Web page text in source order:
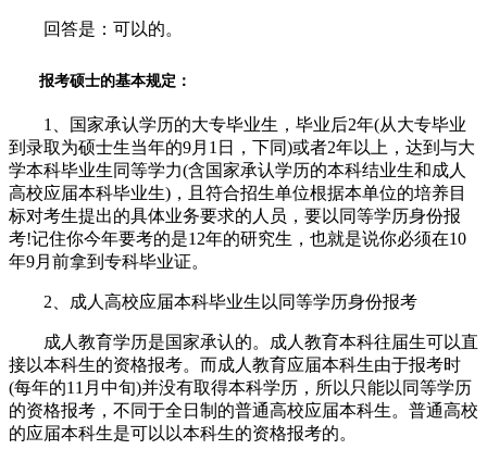
回答是：可以的。
报考硕士的基本规定：
1、国家承认学历的大专毕业生，毕业后2年(从大专毕业
到录取为硕士生当年的9月1日，下同)或者2年以上，达到与大
学本科毕业生同等学力(含国家承认学历的本科结业生和成人
高校应届本科毕业生)，且符合招生单位根据本单位的培养目
标对考生提出的具体业务要求的人员，要以同等学历身份报
考!记住你今年要考的是12年的研究生，也就是说你必须在10
年9月前拿到专科毕业证。
2、成人高校应届本科毕业生以同等学历身份报考
成人教育学历是国家承认的。成人教育本科往届生可以直
接以本科生的资格报考。而成人教育应届本科生由于报考时
(每年的11月中旬)并没有取得本科学历，所以只能以同等学历
的资格报考，不同于全日制的普通高校应届本科生。普通高校
的应届本科生是可以以本科生的资格报考的。